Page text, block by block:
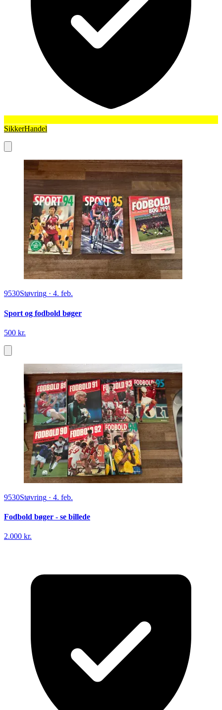
SikkerHandel
9530Støvring · 4. feb.
Sport og fodbold bøger
500 kr.
9530Støvring · 4. feb.
Fodbold bøger - se billede
2.000 kr.